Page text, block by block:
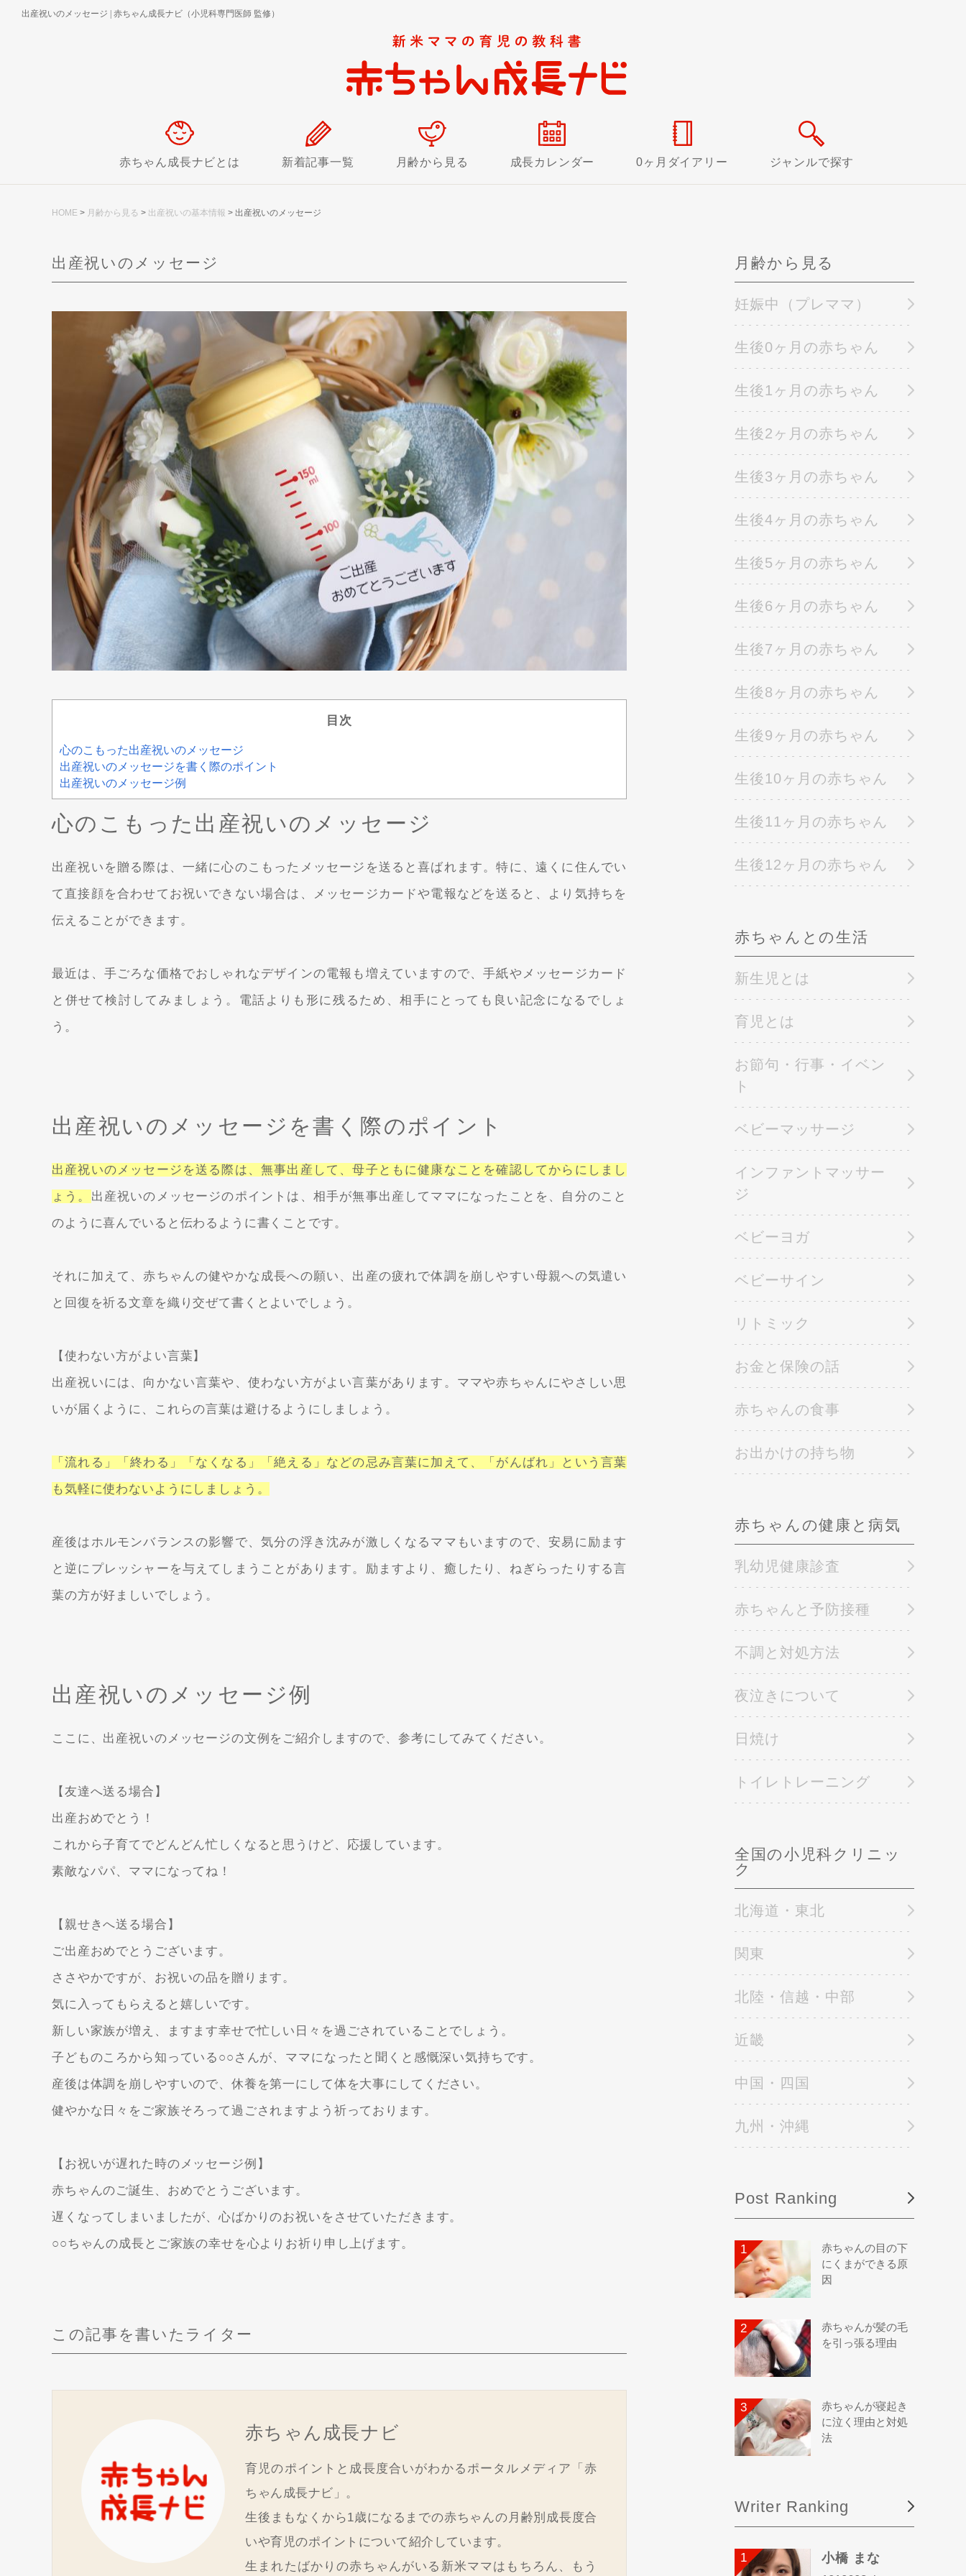
出産祝いのメッセージ 赤ちゃん成長ナビ（小児科専門医師 監修）
赤ちゃん成長ナビとは 新着記事一覧 月齢から見る 成長カレンダー 0ヶ月ダイアリー ジャンルで探す
HOME > 月齢から見る > 出産祝いの基本情報 > 出産祝いのメッセージ
出産祝いのメッセージ
目次
心のこもった出産祝いのメッセージ
出産祝いのメッセージを書く際のポイント
出産祝いのメッセージ例
心のこもった出産祝いのメッセージ
出産祝いを贈る際は、一緒に心のこもったメッセージを送ると喜ばれます。特に、遠くに住んでい
て直接顔を合わせてお祝いできない場合は、メッセージカードや電報などを送ると、より気持ちを
伝えることができます。
最近は、手ごろな価格でおしゃれなデザインの電報も増えていますので、手紙やメッセージカード
と併せて検討してみましょう。電話よりも形に残るため、相手にとっても良い記念になるでしょ
う。
出産祝いのメッセージを書く際のポイント
出産祝いのメッセージを送る際は、無事出産して、母子ともに健康なことを確認してからにしまし
ょう。 出産祝いのメッセージのポイントは、相手が無事出産してママになったことを、自分のこと
のように喜んでいると伝わるように書くことです。
それに加えて、赤ちゃんの健やかな成長への願い、出産の疲れで体調を崩しやすい母親への気遣い
と回復を祈る文章を織り交ぜて書くとよいでしょう。
【使わない方がよい言葉】
出産祝いには、向かない言葉や、使わない方がよい言葉があります。ママや赤ちゃんにやさしい思
いが届くように、これらの言葉は避けるようにしましょう。
「流れる」「終わる」「なくなる」「絶える」などの忌み言葉に加えて、「がんばれ」という言葉
も気軽に使わないようにしましょう。
産後はホルモンバランスの影響で、気分の浮き沈みが激しくなるママもいますので、安易に励ます
と逆にプレッシャーを与えてしまうことがあります。励ますより、癒したり、ねぎらったりする言
葉の方が好ましいでしょう。
出産祝いのメッセージ例
ここに、出産祝いのメッセージの文例をご紹介しますので、参考にしてみてください。
【友達へ送る場合】
出産おめでとう！
これから子育てでどんどん忙しくなると思うけど、応援しています。
素敵なパパ、ママになってね！
【親せきへ送る場合】
ご出産おめでとうございます。
ささやかですが、お祝いの品を贈ります。
気に入ってもらえると嬉しいです。
新しい家族が増え、ますます幸せで忙しい日々を過ごされていることでしょう。
子どものころから知っている○○さんが、ママになったと聞くと感慨深い気持ちです。
産後は体調を崩しやすいので、休養を第一にして体を大事にしてください。
健やかな日々をご家族そろって過ごされますよう祈っております。
【お祝いが遅れた時のメッセージ例】
赤ちゃんのご誕生、おめでとうございます。
遅くなってしまいましたが、心ばかりのお祝いをさせていただきます。
○○ちゃんの成長とご家族の幸せを心よりお祈り申し上げます。
この記事を書いたライター
赤ちゃん成長ナビ
育児のポイントと成長度合いがわかるポータルメディア「赤
ちゃん成長ナビ」。
生後まもなくから1歳になるまでの赤ちゃんの月齢別成長度合
いや育児のポイントについて紹介しています。
生まれたばかりの赤ちゃんがいる新米ママはもちろん、もう
月齢から見る
妊娠中（プレママ）
生後0ヶ月の赤ちゃん
生後1ヶ月の赤ちゃん
生後2ヶ月の赤ちゃん
生後3ヶ月の赤ちゃん
生後4ヶ月の赤ちゃん
生後5ヶ月の赤ちゃん
生後6ヶ月の赤ちゃん
生後7ヶ月の赤ちゃん
生後8ヶ月の赤ちゃん
生後9ヶ月の赤ちゃん
生後10ヶ月の赤ちゃん
生後11ヶ月の赤ちゃん
生後12ヶ月の赤ちゃん
赤ちゃんとの生活
新生児とは
育児とは
お節句・行事・イベン
ト
ベビーマッサージ
インファントマッサー
ジ
ベビーヨガ
ベビーサイン
リトミック
お金と保険の話
赤ちゃんの食事
お出かけの持ち物
赤ちゃんの健康と病気
乳幼児健康診査
赤ちゃんと予防接種
不調と対処方法
夜泣きについて
日焼け
トイレトレーニング
全国の小児科クリニッ
ク
北海道・東北
関東
北陸・信越・中部
近畿
中国・四国
九州・沖縄
Post Ranking
赤ちゃんの目の下
にくまができる原
因
赤ちゃんが髪の毛
を引っ張る理由
赤ちゃんが寝起き
に泣く理由と対処
法
Writer Ranking
小橋 まな